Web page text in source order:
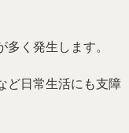
く発生します。
ど日常生活にも支障